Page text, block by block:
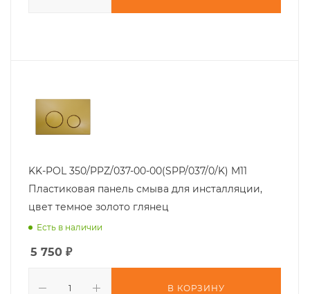
KK-POL 350/PPZ/037-00-00(SPP/037/0/K) M11
Пластиковая панель смыва для инсталляции,
цвет темное золото глянец
Есть в наличии
5 750 ₽
В КОРЗИНУ